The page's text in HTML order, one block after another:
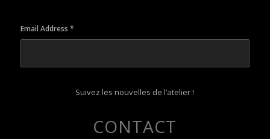
Email Address *
Suivez les nouvelles de l’atelier !
CONTACT